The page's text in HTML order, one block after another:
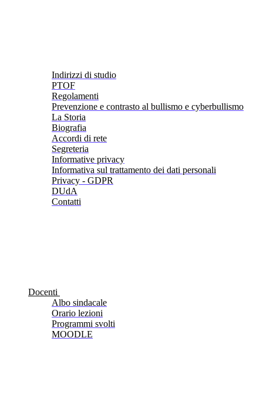
Indirizzi di studio
PTOF
Regolamenti
Prevenzione e contrasto al bullismo e cyberbullismo
La Storia
Biografia
Accordi di rete
Segreteria
Informative privacy
Informativa sul trattamento dei dati personali
Privacy - GDPR
DUdA
Contatti
Docenti
Albo sindacale
Orario lezioni
Programmi svolti
MOODLE